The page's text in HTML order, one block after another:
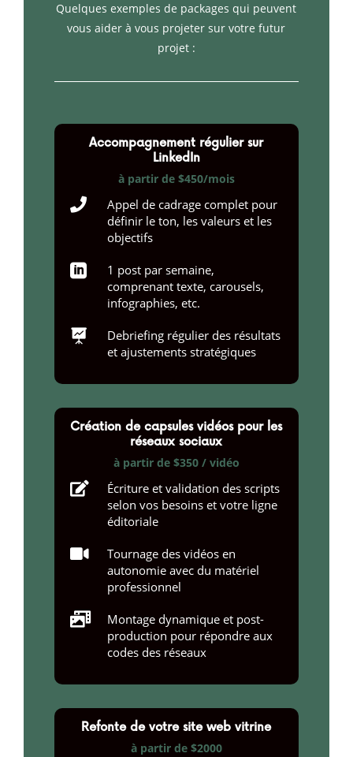
Quelques exemples de packages qui peuvent
vous aider à vous projeter sur votre futur
projet :
Accompagnement régulier sur
LinkedIn
à partir de $450/mois

Appel de cadrage complet pour
définir le ton, les valeurs et les
objectifs

1 post par semaine,
comprenant texte, carousels,
infographies, etc.

Debriefing régulier des résultats
et ajustements stratégiques
Création de capsules vidéos pour les
réseaux sociaux
à partir de $350 / vidéo

Écriture et validation des scripts
selon vos besoins et votre ligne
éditoriale

Tournage des vidéos en
autonomie avec du matériel
professionnel

Montage dynamique et post-
production pour répondre aux
codes des réseaux
Refonte de votre site web vitrine
à partir de $2000